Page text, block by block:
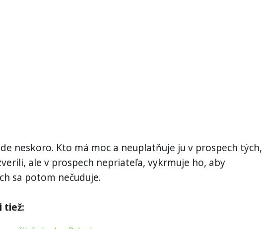
neskoro. Kto má moc a neuplatňuje ju v prospech tých,
ale v prospech nepriateľa, vykrmuje ho, aby
sa potom nečuduje.
tiež: